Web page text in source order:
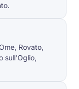
Rovato,
sull'Oglio,